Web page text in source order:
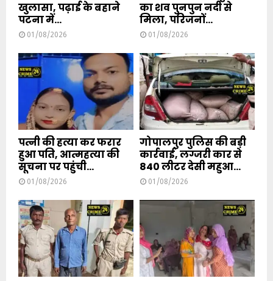
खुलासा, पढ़ाई के बहाने
पटना में...
01/08/2026
का शव पुनपुन नदी से
मिला, परिजनों...
01/08/2026
पत्नी की हत्या कर फरार
हुआ पति, आत्महत्या की
सूचना पर पहुंची...
01/08/2026
गोपालपुर पुलिस की बड़ी
कार्रवाई, लग्जरी कार से
840 लीटर देसी महुआ...
01/08/2026